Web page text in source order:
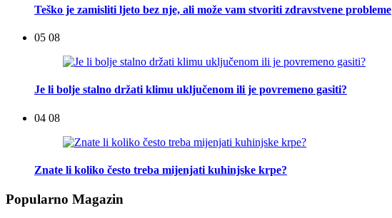
Teško je zamisliti ljeto bez nje, ali može vam stvoriti zdravstvene probleme
05 08
Je li bolje stalno držati klimu uključenom ili je povremeno gasiti?
04 08
Znate li koliko često treba mijenjati kuhinjske krpe?
Popularno Magazin